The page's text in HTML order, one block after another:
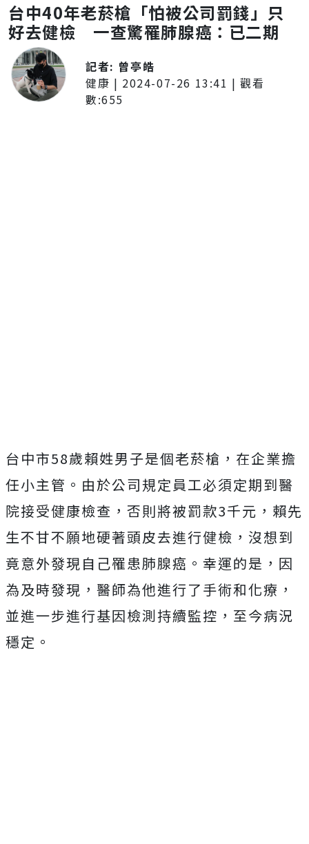
台中40年老菸槍「怕被公司罰錢」只
好去健檢 一查驚罹肺腺癌：已二期
記者: 曾亭皓
健康 | 2024-07-26 13:41 | 觀看
數:655
台中市58歲賴姓男子是個老菸槍，在企業擔
任小主管。由於公司規定員工必須定期到醫
院接受健康檢查，否則將被罰款3千元，賴先
生不甘不願地硬著頭皮去進行健檢，沒想到
竟意外發現自己罹患肺腺癌。幸運的是，因
為及時發現，醫師為他進行了手術和化療，
並進一步進行基因檢測持續監控，至今病況
穩定。